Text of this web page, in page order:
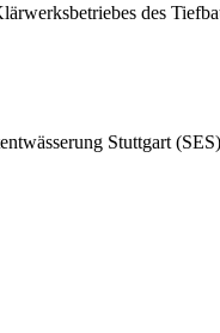
des
Stuttgart (SES)